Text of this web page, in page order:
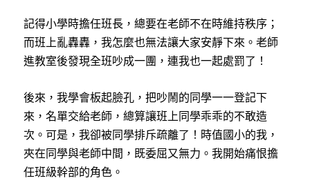
記得小學時擔任班長，總要在老師不在時維持秩序；
而班上亂轟轟，我怎麼也無法讓大家安靜下來。老師
進教室後發現全班吵成一團，連我也一起處罰了！
後來，我學會板起臉孔，把吵鬧的同學一一登記下
來，名單交給老師，總算讓班上同學乖乖的不敢造
次。可是，我卻被同學排斥疏離了！時值國小的我，
夾在同學與老師中間，既委屈又無力。我開始痛恨擔
任班級幹部的角色。